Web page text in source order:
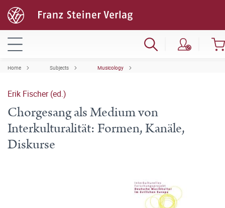
Home Subjects Musicology
Erik Fischer (ed.)
Chorgesang als Medium von
Interkulturalität: Formen, Kanäle,
Diskurse